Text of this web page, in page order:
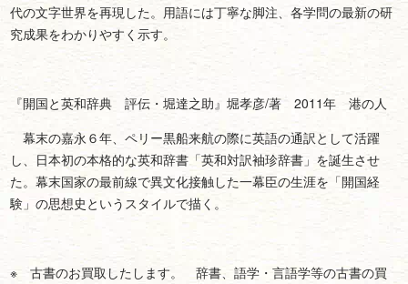
代の文字世界を再現した。用語には丁寧な脚注、各学問の最新の研
究成果をわかりやすく示す。
『開国と英和辞典 評伝・堀達之助』堀孝彦/著 2011年 港の人
幕末の嘉永６年、ペリー黒船来航の際に英語の通訳として活躍
し、日本初の本格的な英和辞書「英和対訳袖珍辞書」を誕生させ
た。幕末国家の最前線で異文化接触した一幕臣の生涯を「開国経
験」の思想史というスタイルで描く。
※ 古書のお買取したします。 辞書、語学・言語学等の古書の買